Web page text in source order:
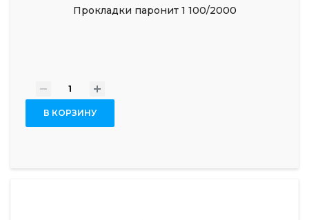
Прокладки паронит 1 100/2000
- +
В КОРЗИНУ